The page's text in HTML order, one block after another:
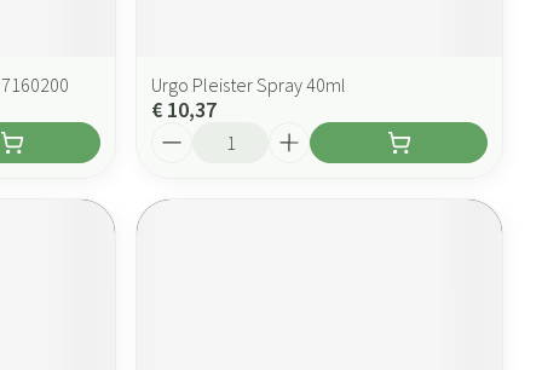
Urgo Pleister Spray 40ml
€ 10,37